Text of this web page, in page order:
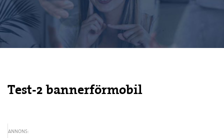
Test-2 bannerförmobil
ANNONS: